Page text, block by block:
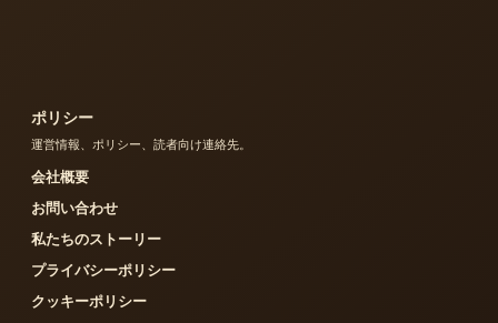
ポリシー
運営情報、ポリシー、読者向け連絡先。
会社概要
お問い合わせ
私たちのストーリー
プライバシーポリシー
クッキーポリシー